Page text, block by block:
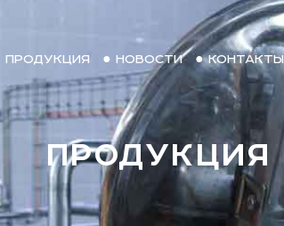
ПРОДУКЦИЯ ● НОВОСТИ ● КОНТАКТЫ
ПРОДУКЦИЯ